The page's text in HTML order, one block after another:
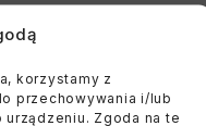
korzystamy z
przechowywania i/lub
Zgoda na te
feature. Please